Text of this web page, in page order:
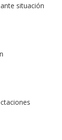
situación